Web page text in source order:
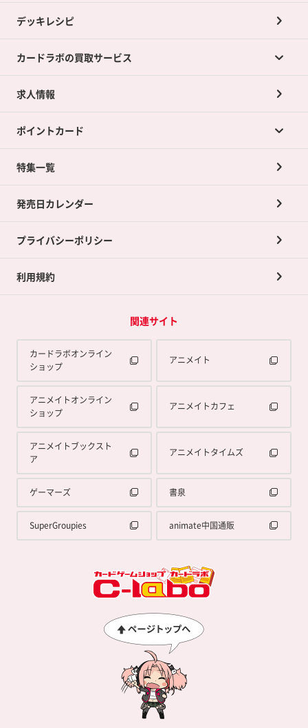
デッキレシピ
カードラボの買取サービス
カードラボの買取サービスTOP
店舗買取について
ネット買取について
買取承諾書について
求人情報
ポイントカード
ポイントカードTOP
ポイント交換景品
特集一覧
発売日カレンダー
プライバシーポリシー
利用規約
関連サイト
カードラボオンライン
ショップ
アニメイト
アニメイトオンライン
ショップ
アニメイトカフェ
アニメイトブックスト
ア
アニメイトタイムズ
ゲーマーズ 書泉
SuperGroupies animate中国通販